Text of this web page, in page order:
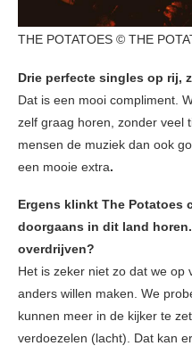
THE POTATOES © THE
Drie perfecte singles op rij,
Dat is een mooi compliment.
zelf graag horen, zonder veel
mensen de muziek dan ook
een mooie extra.
Ergens klinkt The Potatoes
doorgaans in dit land
overdrijven?
Het is zeker niet zo dat we op
anders willen maken. We
kunnen meer in de kijker te
verdoezelen (lacht). Dat kan